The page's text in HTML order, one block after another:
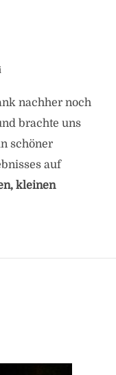
Wind
zu lesen
nachher noch
brachte uns
schöner
auf
kleinen